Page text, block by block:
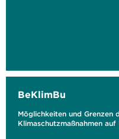
BeKlimBu
Möglichkeiten und Grenzen
Klimaschutzmaßnahmen